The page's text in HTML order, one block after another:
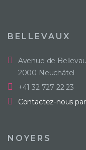
BELLEVAUX
Avenue de
2000 Neuchâtel
+41 32 727 22 23
Contactez-nous
NOYERS